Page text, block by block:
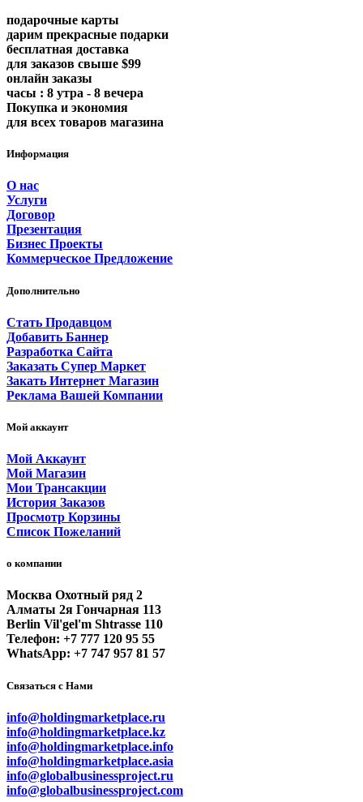
подарочные карты
дарим прекрасные подарки
бесплатная доставка
для заказов свыше $99
онлайн заказы
часы : 8 утра - 8 вечера
Покупка и экономия
для всех товаров магазина
Информация
О нас
Услуги
Договор
Презентация
Бизнес Проекты
Коммерческое Предложение
Дополнительно
Стать Продавцом
Добавить Баннер
Разработка Сайта
Заказать Супер Маркет
Закать Интернет Магазин
Реклама Вашей Компании
Мой аккаунт
Мой Аккаунт
Мой Магазин
Мои Трансакции
История Заказов
Просмотр Корзины
Список Пожеланий
о компании
Москва Охотный ряд 2
Алматы 2я Гончарная 113
Berlin Vil'gel'm Shtrasse 110
Телефон: +7 777 120 95 55
WhatsApp: +7 747 957 81 57
Связаться с Нами
info@holdingmarketplace.ru
info@holdingmarketplace.kz
info@holdingmarketplace.info
info@holdingmarketplace.asia
info@globalbusinessproject.ru
info@globalbusinessproject.com